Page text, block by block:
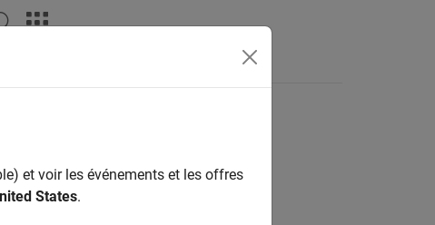
et voir les événements et les offres
States.